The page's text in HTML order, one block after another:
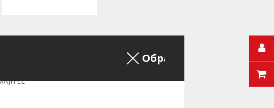
Обратно на список